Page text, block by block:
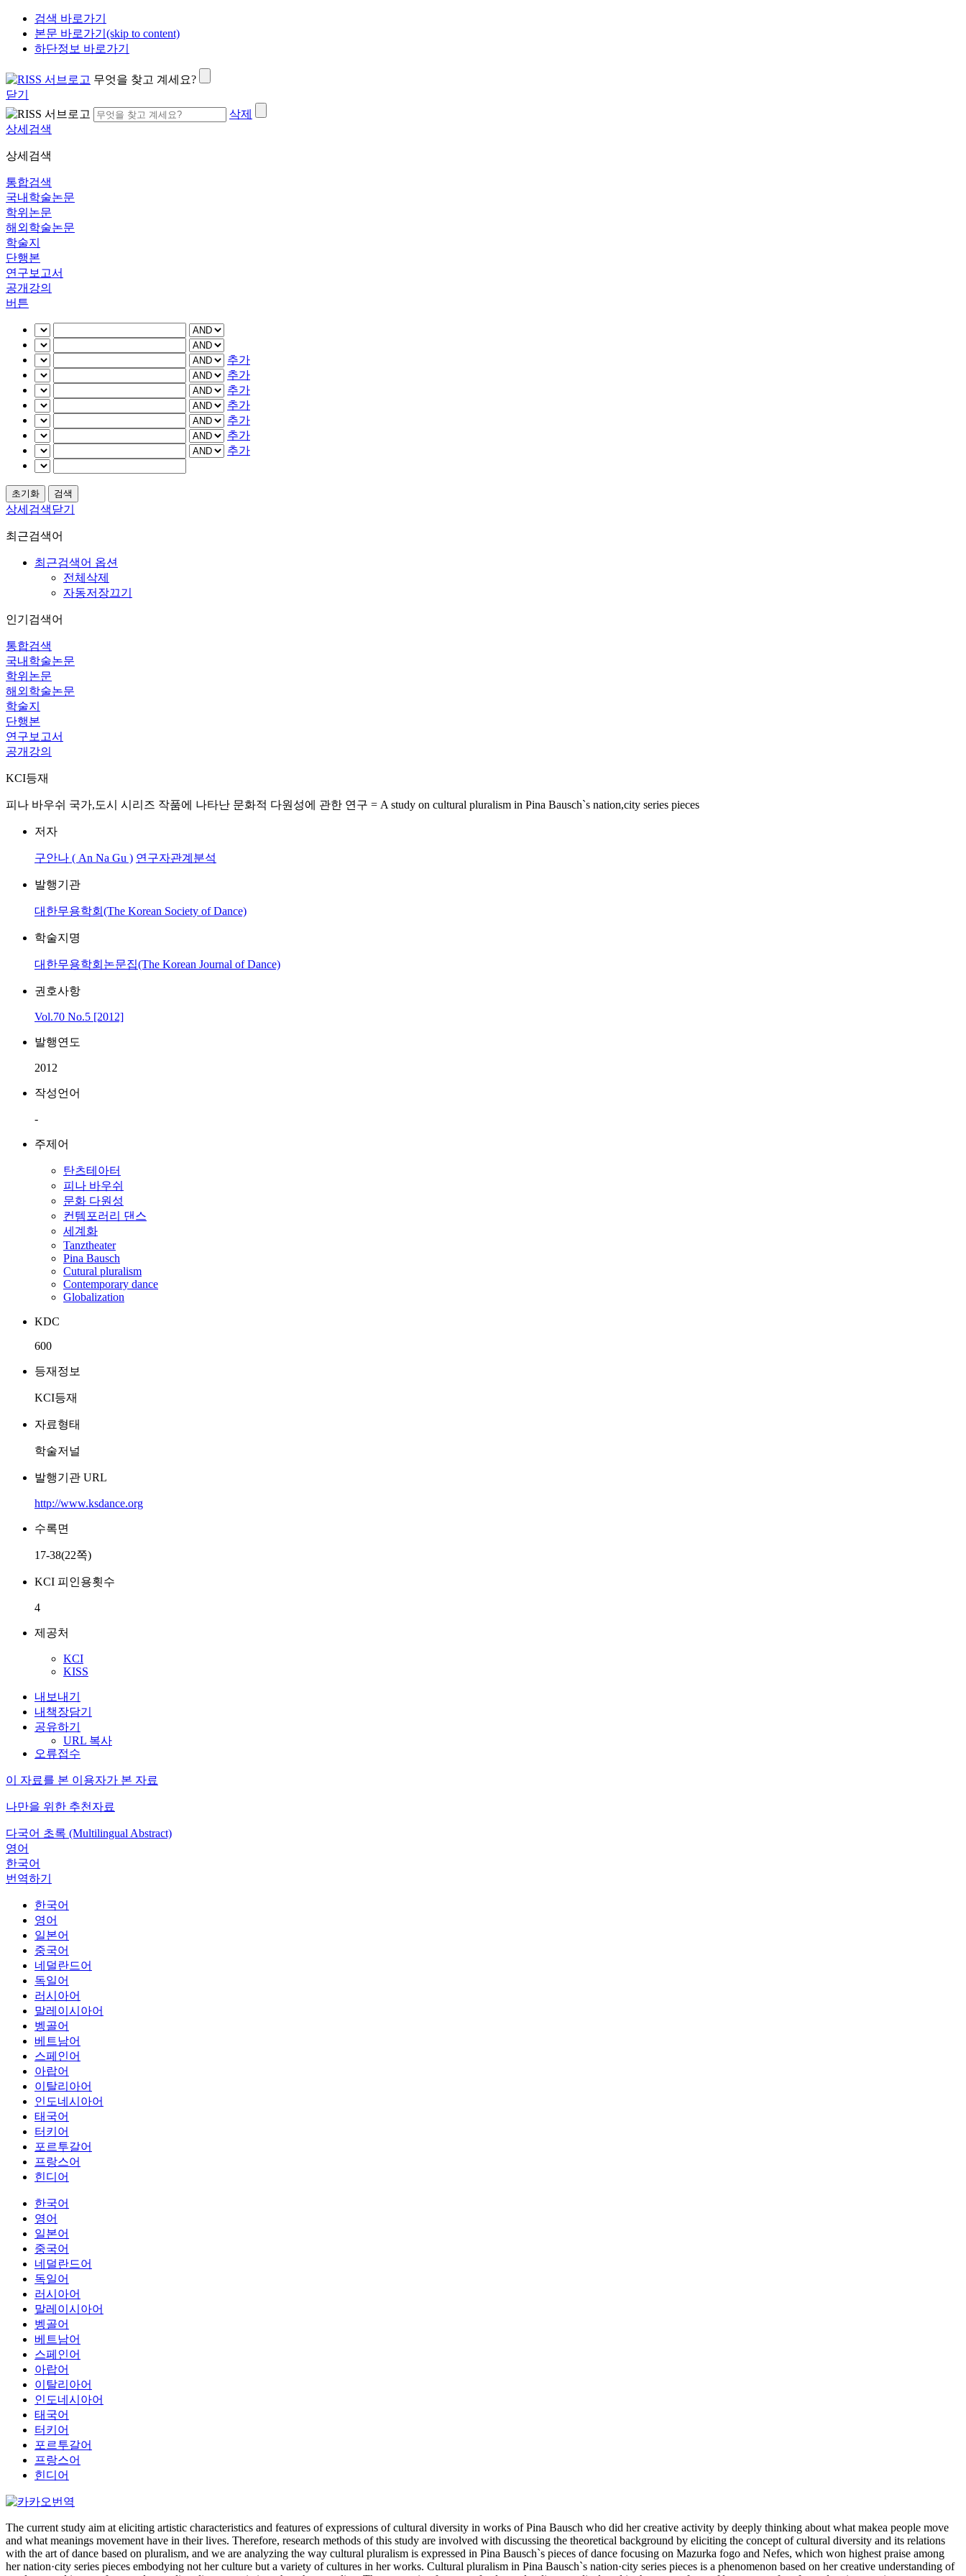
검색 바로가기
본문 바로가기(skip to content)
하단정보 바로가기
무엇을 찾고 계세요?
닫기
삭제
상세검색
상세검색
통합검색
국내학술논문
학위논문
해외학술논문
학술지
단행본
연구보고서
공개강의
버튼
추가
추가
추가
추가
추가
추가
추가
상세검색닫기
최근검색어
최근검색어 옵션
전체삭제
자동저장끄기
인기검색어
통합검색
국내학술논문
학위논문
해외학술논문
학술지
단행본
연구보고서
공개강의
KCI등재
피나 바우쉬 국가,도시 시리즈 작품에 나타난 문화적 다원성에 관한 연구 = A study on cultural pluralism in Pina Bausch`s nation,city series pieces
저자
구안나 ( An Na Gu ) 연구자관계분석
발행기관
대한무용학회(The Korean Society of Dance)
학술지명
대한무용학회논문집(The Korean Journal of Dance)
권호사항
Vol.70 No.5 [2012]
발행연도
2012
작성언어
-
주제어
탄츠테아터
피나 바우쉬
문화 다원성
컨템포러리 댄스
세계화
Tanztheater
Pina Bausch
Cutural pluralism
Contemporary dance
Globalization
KDC
600
등재정보
KCI등재
자료형태
학술저널
발행기관 URL
http://www.ksdance.org
수록면
17-38(22쪽)
KCI 피인용횟수
4
제공처
KCI
KISS
내보내기
내책장담기
공유하기
URL 복사
오류접수
이 자료를 본 이용자가 본 자료
나만을 위한 추천자료
다국어 초록 (Multilingual Abstract)
영어
한국어
번역하기
한국어
영어
일본어
중국어
네덜란드어
독일어
러시아어
말레이시아어
벵골어
베트남어
스페인어
아랍어
이탈리아어
인도네시아어
태국어
터키어
포르투갈어
프랑스어
힌디어
한국어
영어
일본어
중국어
네덜란드어
독일어
러시아어
말레이시아어
벵골어
베트남어
스페인어
아랍어
이탈리아어
인도네시아어
태국어
터키어
포르투갈어
프랑스어
힌디어
The current study aim at eliciting artistic characteristics and features of expressions of cultural diversity in works of Pina Bausch who did her creative activity by deeply thinking about what makea people move
and what meanings movement have in their lives. Therefore, research methods of this study are involved with discussing the theoretical background by eliciting the concept of cultural diversity and its relations
with the art of dance based on pluralism, and we are analyzing the way cultural pluralism is expressed in Pina Bausch`s pieces of dance focusing on Mazurka fogo and Nefes, which won highest praise among
her nation·city series pieces embodying not her culture but a variety of cultures in her works. Cultural pluralism in Pina Bausch`s nation·city series pieces is a phenomenon based on her creative understanding of